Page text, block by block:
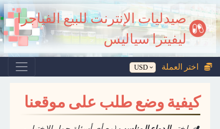
صيدليات الإنترنت للبيع الفياجرا
ليفيترا سياليس
اختر العملة
كيفية وضع طلب على موقعنا